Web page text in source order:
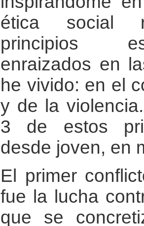
ética social
principios
enraizados en
he vivido: en el
y de la
3 de estos
desde joven, en
El primer
fue la lucha
que se